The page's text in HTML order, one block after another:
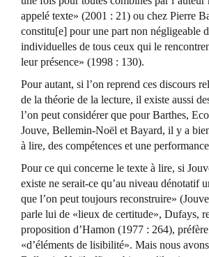
appelé texte» (2001 : 21) ou chez Pierre
constitu[e] pour une part non négligeable
individuelles de tous ceux qui le
leur présence» (1998 : 130).
Pour autant, si l’on reprend ces discours
de la théorie de la lecture, il existe aussi
l’on peut considérer que pour Barthes,
Jouve, Bellemin-Noël et Bayard, il y a
à lire, des compétences et une
Pour ce qui concerne le texte à lire, si
existe ne serait-ce qu’au niveau dénotatif
que l’on peut toujours reconstruire»
parle lui de «lieux de certitude», Dufays,
proposition d’Hamon (1977 : 264),
«d’éléments de lisibilité». Mais nous